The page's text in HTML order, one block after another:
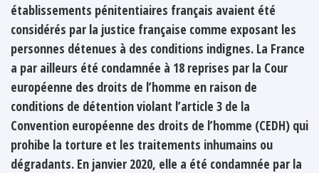
établissements pénitentiaires français avaient été
considérés par la justice française comme exposant les
personnes détenues à des conditions indignes. La France
a par ailleurs été condamnée à 18 reprises par la Cour
européenne des droits de l’homme en raison de
conditions de détention violant l’article 3 de la
Convention européenne des droits de l’homme (CEDH) qui
prohibe la torture et les traitements inhumains ou
dégradants. En janvier 2020, elle a été condamnée par la